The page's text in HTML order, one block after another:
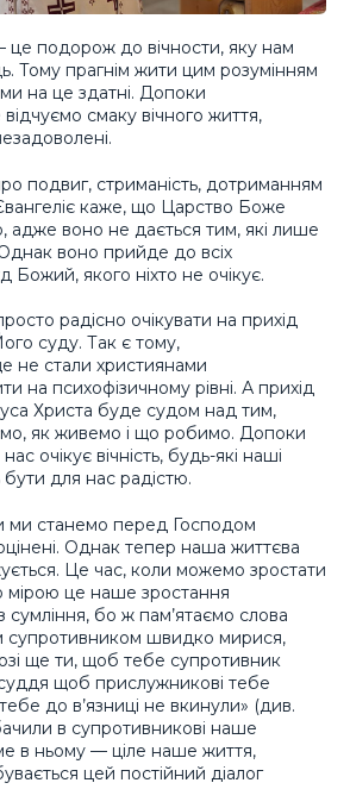
подорож до вічности, яку нам
Тому прагнім жити цим розумінням
на це здатні. Допоки
смаку вічного життя,
подвиг, стриманість, дотриманням
каже, що Царство Боже
адже воно не дається тим, які лише
воно прийде до всіх
Божий, якого ніхто не очікує.
радісно очікувати на прихід
суду. Так є тому,
не стали християнами
на психофізичному рівні. А прихід
Христа буде судом над тим,
як живемо і що робимо. Допоки
очікує вічність, будь-які наші
для нас радістю.
ми станемо перед Господом
Однак тепер наша життєва
Це час, коли можемо зростати
мірою це наше зростання
сумління, бо ж пам’ятаємо слова
супротивником швидко мирися,
ще ти, щоб тебе супротивник
щоб прислужникові тебе
до в’язниці не вкинули» (див.
в супротивникові наше
в ньому — ціле наше життя,
цей постійний діалог